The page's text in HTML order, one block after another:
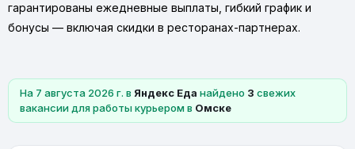
гарантированы ежедневные выплаты, гибкий график и
бонусы — включая скидки в ресторанах-партнерах.
На 7 августа 2026 г. в Яндекс Еда найдено 3 свежих
вакансии для работы курьером в Омске